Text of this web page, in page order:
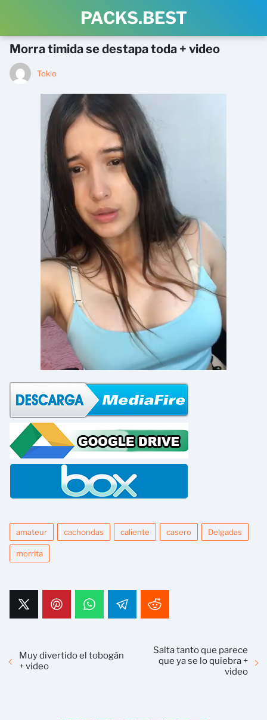
PACKS.BEST
Morra timida se destapa toda + video
Tokio
amateur cachondas caliente casero Delgadas
morrita
Muy divertido el tobogán
+ video
Salta tanto que parece
que ya se lo quiebra +
video